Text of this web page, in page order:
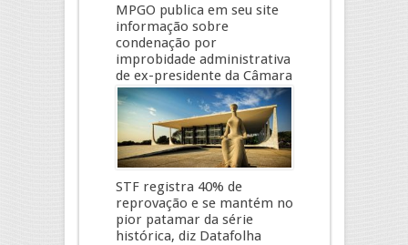
MPGO publica em seu site
informação sobre
condenação por
improbidade administrativa
de ex-presidente da Câmara
de Morrinhos
19 de junho, 2026
STF registra 40% de
reprovação e se mantém no
pior patamar da série
histórica, diz Datafolha